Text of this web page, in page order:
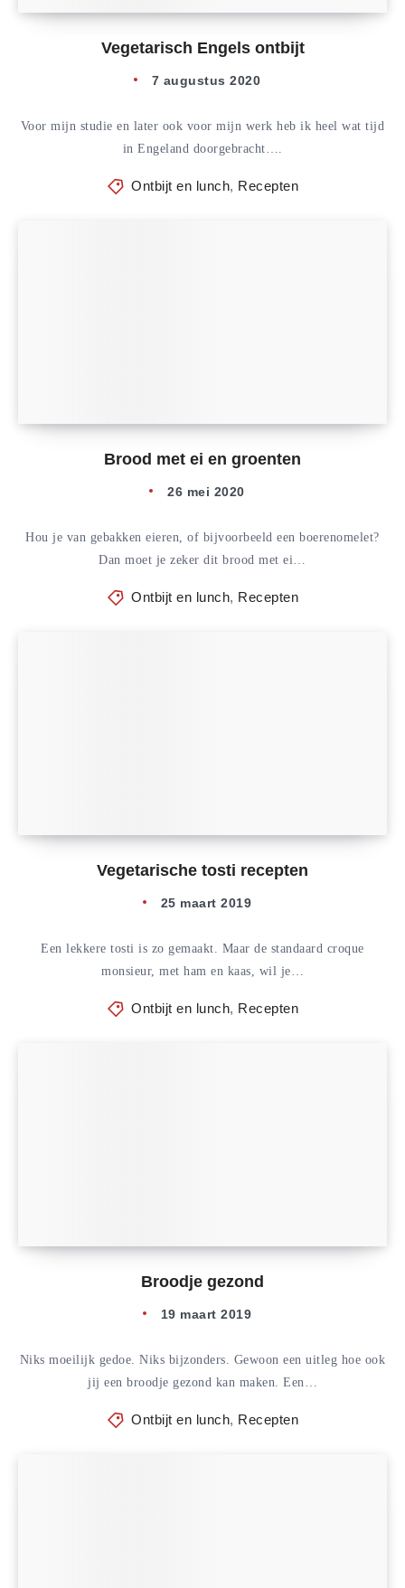
Vegetarisch Engels ontbijt
7 augustus 2020
Voor mijn studie en later ook voor mijn werk heb ik heel wat tijd
in Engeland doorgebracht….
Ontbijt en lunch, Recepten
Brood met ei en groenten
26 mei 2020
Hou je van gebakken eieren, of bijvoorbeeld een boerenomelet?
Dan moet je zeker dit brood met ei…
Ontbijt en lunch, Recepten
Vegetarische tosti recepten
25 maart 2019
Een lekkere tosti is zo gemaakt. Maar de standaard croque
monsieur, met ham en kaas, wil je…
Ontbijt en lunch, Recepten
Broodje gezond
19 maart 2019
Niks moeilijk gedoe. Niks bijzonders. Gewoon een uitleg hoe ook
jij een broodje gezond kan maken. Een…
Ontbijt en lunch, Recepten